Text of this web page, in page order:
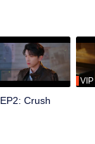
EP2: Crush
VIP